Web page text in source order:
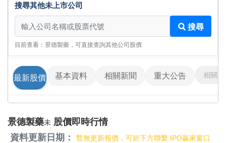
搜尋其他未上市公司
搜尋其他未上市公司
搜尋
目前查看：景德製藥，可直接查詢其他公司股價
最新股價 基本資料 相關新聞 重大公告 相關影
景德製藥未 股價即時行情
資料更新日期：
暫無更新報價，可於下方聯繫 IPO贏家窗口